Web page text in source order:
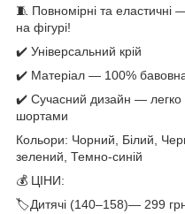
🧵 Повномірні та еластичні
на фігурі!
✔️ Універсальний крій
✔️ Матеріал — 100%
✔️ Сучасний дизайн — легко
шортами
Кольори: Чорний, Білий,
зелений, Темно-синій
💰 ЦІНИ:
🏷Дитячі (140–158)— 299